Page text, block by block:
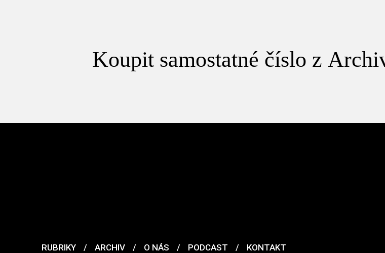
Koupit samostatné číslo z
RUBRIKY / ARCHIV / O NÁS / PODCAST /
KONTAKT